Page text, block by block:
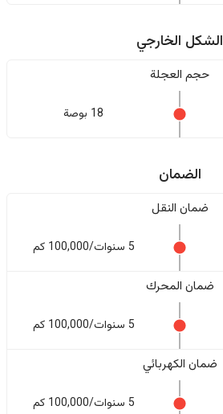
الشكل الخارجي
حجم العجلة
18 بوصة
الضمان
ضمان النقل
5 سنوات/100,000 كم
ضمان المحرك
5 سنوات/100,000 كم
ضمان الكهربائي
5 سنوات/100,000 كم